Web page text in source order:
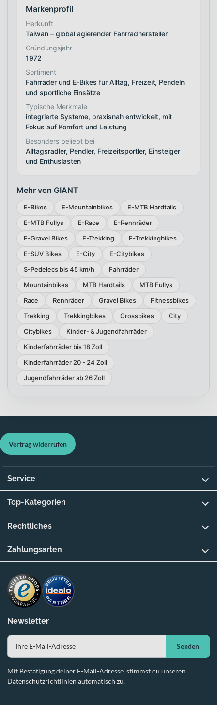
Markenprofil
Herkunft
Taiwan – global agierender Fahrradhersteller
Gründungsjahr
1972
Sortiment
Fahrräder und E-Bikes für Alltag, Freizeit, Pendeln
und sportliche Einsätze
Typische Merkmale
integrierte Systeme, praxisnah entwickelt, mit
Fokus auf Komfort und Leistung
Besonders beliebt bei
Alltagsradler, Pendler, Freizeitsportler, Einsteiger
und Enthusiasten
Mehr von GIANT
E-Bikes E-Mountainbikes
E-MTB Hardtails
E-MTB Fullys
E-Race
E-Rennräder
E-Gravel Bikes
E-Trekking
E-Trekkingbikes
E-SUV Bikes
E-City
E-Citybikes
S-Pedelecs bis 45 km/h
Fahrräder
Mountainbikes
MTB Hardtails
MTB Fullys
Race
Rennräder Gravel Bikes
Fitnessbikes
Trekking
Trekkingbikes Crossbikes
City
Citybikes
Kinder- & Jugendfahrräder
Kinderfahrräder bis 18 Zoll
Kinderfahrräder 20 - 24 Zoll
Jugendfahrräder ab 26 Zoll
Newsletter
Senden
Mit Bestätigung deiner E-Mail-Adresse, stimmst du unseren
Datenschutzrichtlinien automatisch zu.
Vertrag widerrufen
Service
Top-Kategorien
Rechtliches
Zahlungsarten